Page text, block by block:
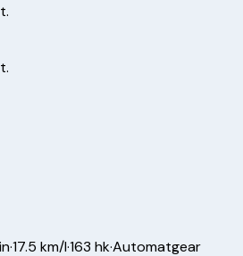
·17.5 km/l·163 hk·Automatgear